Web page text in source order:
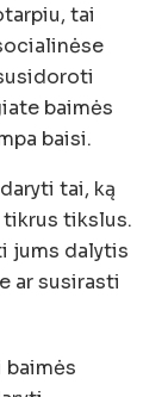
tai
baimės
baisi.
tai, ką
tikslus.
jums dalytis
ar susirasti